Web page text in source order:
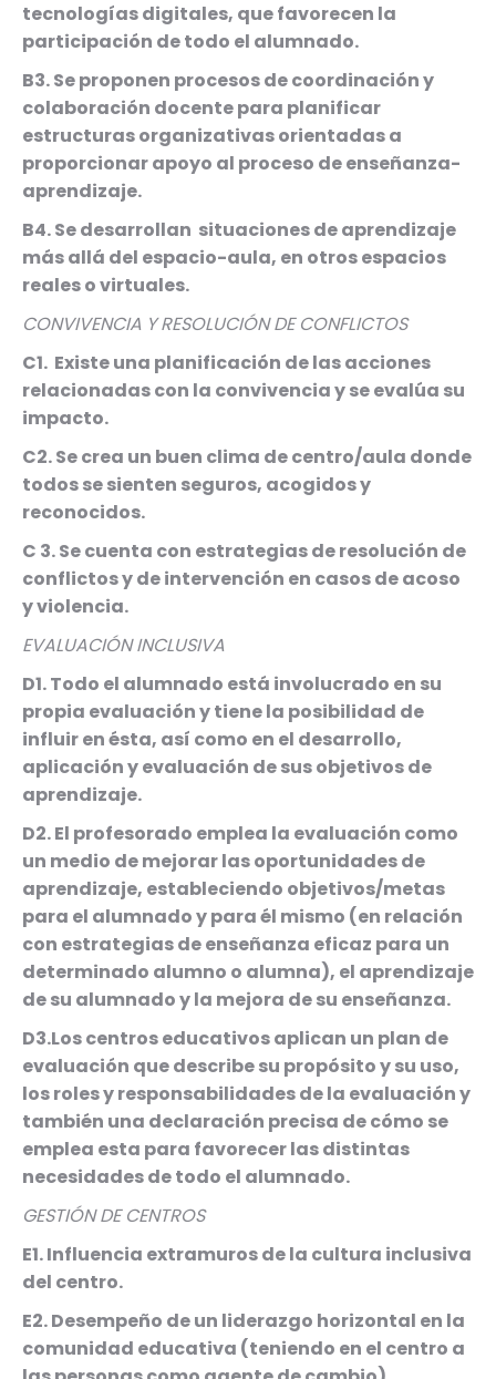
tecnologías digitales, que favorecen la
participación de todo el alumnado.
B3. Se proponen procesos de coordinación y
colaboración docente para planificar
estructuras organizativas orientadas a
proporcionar apoyo al proceso de enseñanza-
aprendizaje.
B4. Se desarrollan situaciones de aprendizaje
más allá del espacio-aula, en otros espacios
reales o virtuales.
CONVIVENCIA Y RESOLUCIÓN DE CONFLICTOS
C1. Existe una planificación de las acciones
relacionadas con la convivencia y se evalúa su
impacto.
C2. Se crea un buen clima de centro/aula donde
todos se sienten seguros, acogidos y
reconocidos.
C 3. Se cuenta con estrategias de resolución de
conflictos y de intervención en casos de acoso
y violencia.
EVALUACIÓN INCLUSIVA
D1. Todo el alumnado está involucrado en su
propia evaluación y tiene la posibilidad de
influir en ésta, así como en el desarrollo,
aplicación y evaluación de sus objetivos de
aprendizaje.
D2. El profesorado emplea la evaluación como
un medio de mejorar las oportunidades de
aprendizaje, estableciendo objetivos/metas
para el alumnado y para él mismo (en relación
con estrategias de enseñanza eficaz para un
determinado alumno o alumna), el aprendizaje
de su alumnado y la mejora de su enseñanza.
D3.Los centros educativos aplican un plan de
evaluación que describe su propósito y su uso,
los roles y responsabilidades de la evaluación y
también una declaración precisa de cómo se
emplea esta para favorecer las distintas
necesidades de todo el alumnado.
GESTIÓN DE CENTROS
E1. Influencia extramuros de la cultura inclusiva
del centro.
E2. Desempeño de un liderazgo horizontal en la
comunidad educativa (teniendo en el centro a